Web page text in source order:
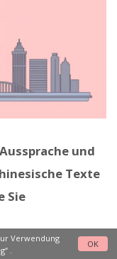
und
Texte
Sie
Verwendung
.
OK